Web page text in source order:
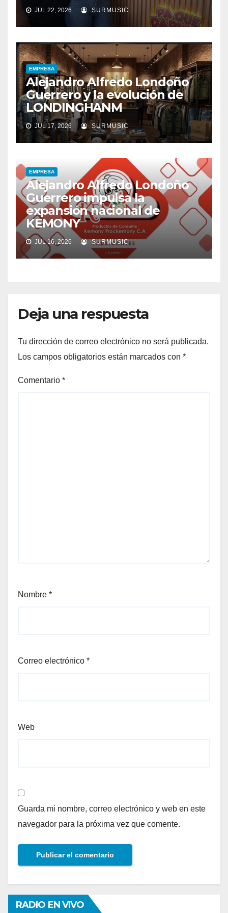
JUL 22, 2026 SURMUSIC
EMPRESA
Alejandro Alfredo Londoño
Guerrero y la evolución de
LONDINGHANM
JUL 17, 2026 SURMUSIC
EMPRESA
Alejandro Alfredo Londoño
Guerrero impulsa la
expansión nacional de
KEMONY
JUL 16, 2026 SURMUSIC
Deja una respuesta
Tu dirección de correo electrónico no será publicada.
Los campos obligatorios están marcados con *
Comentario *
Nombre *
Correo electrónico *
Web
Guarda mi nombre, correo electrónico y web en este
navegador para la próxima vez que comente.
RADIO EN VIVO